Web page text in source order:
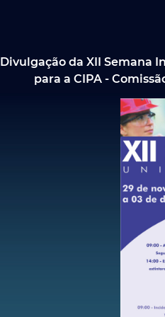
Divulgação da XII Semana
para a CIPA -